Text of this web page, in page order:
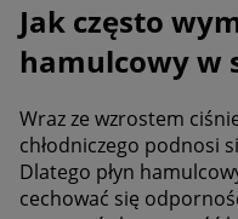
Jak często
hamulcowy w
Wraz ze wzrostem
chłodniczego podnosi
Dlatego płyn
cechować się